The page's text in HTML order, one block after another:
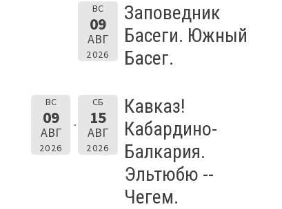
ВС
09
АВГ
2026
Заповедник
Басеги. Южный
Басег.
ВС
09
АВГ
2026
СБ
15
АВГ
2026
Кавказ!
Кабардино-
Балкария.
Эльтюбю --
Чегем.